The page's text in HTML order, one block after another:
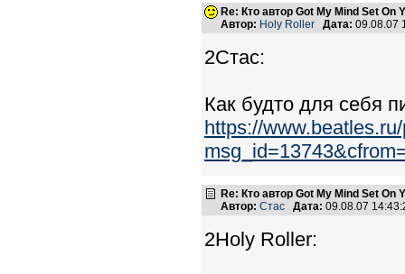
Re: Кто автор Got My Mind Set On
Автор: Holy Roller Дата:
2Стас:
Как будто для себя
https://
Re: Кто автор Got My Mind Set On
Автор: Стас Дата: 09.08.07
2Holy Roller: